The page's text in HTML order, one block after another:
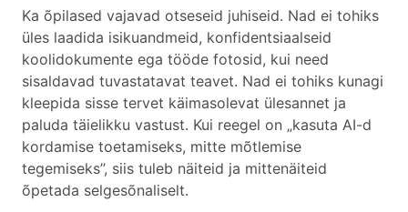
Ka õpilased vajavad otseseid juhiseid. Nad ei tohiks
üles laadida isikuandmeid, konfidentsiaalseid
koolidokumente ega tööde fotosid, kui need
sisaldavad tuvastatavat teavet. Nad ei tohiks kunagi
kleepida sisse tervet käimasolevat ülesannet ja
paluda täielikku vastust. Kui reegel on „kasuta AI-d
kordamise toetamiseks, mitte mõtlemise
tegemiseks”, siis tuleb näiteid ja mittenäiteid
õpetada selgesõnaliselt.